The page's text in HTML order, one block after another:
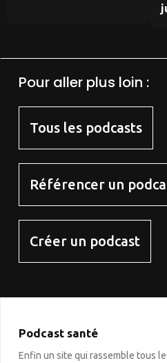
Pour aller plus loin :
Tous les podcasts
Référencer un
Créer un podcast
Podcast santé
Enfin un site qui rassemble tous